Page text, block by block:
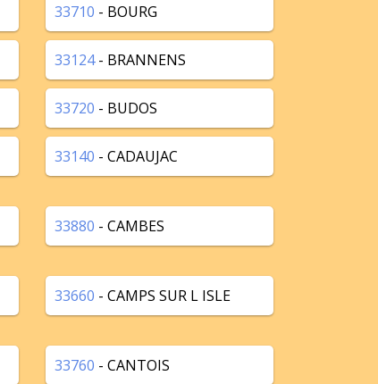
33710 - BOURG
33124- BRANNENS
33720 - BUDOS
33140 - CADAUJAC
33880 - CAMBES
33660 - CAMPS SUR L ISLE
33760 - CANTOIS